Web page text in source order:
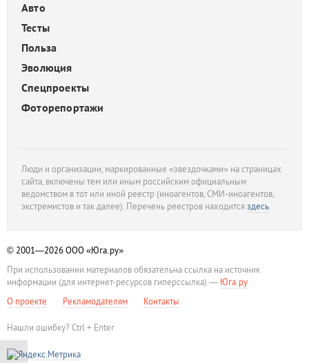
Авто
Тесты
Польза
Эволюция
Спецпроекты
Фоторепортажи
Люди и организации, маркированные «звездочками» на страницах
сайта, включены тем или иным российским официальным
ведомством в тот или иной реестр (иноагентов, СМИ-иноагентов,
экстремистов и так далее). Перечень реестров находитсяздесь.
© 2001—2026ООО «Юга.ру»
При использовании материалов обязательна ссылка на источник
информации (для интернет-ресурсов гиперссылка) — Юга.ру
О проекте
Рекламодателям Контакты
Нашли ошибку? Ctrl + Enter